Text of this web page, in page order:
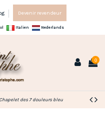
Devenir revendeur
Italien Nederlands
0
Chapelet des 7 douleurs bleu